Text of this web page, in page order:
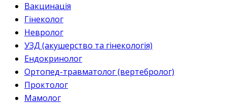
Вакцинація
Гінеколог
Невролог
УЗД (акушерство та гінекологія)
Ендокринолог
Ортопед-травматолог (вертебролог)
Проктолог
Мамолог